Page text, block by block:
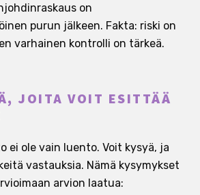
on
purun jälkeen. Fakta: riski on
varhainen kontrolli on tärkeä.
JOITA VOIT ESITTÄÄ
ei ole vain luento. Voit kysyä, ja
vastauksia. Nämä kysymykset
arvion laatua: